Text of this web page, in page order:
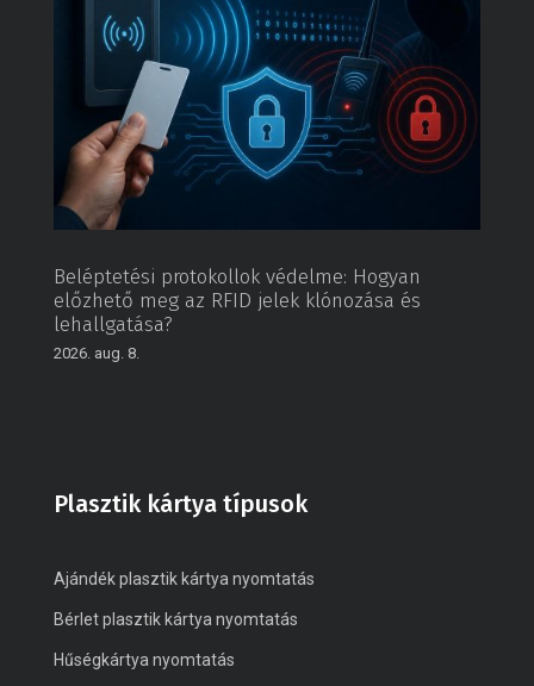
Beléptetési protokollok védelme: Hogyan
előzhető meg az RFID jelek klónozása és
lehallgatása?
2026. aug. 8.
Plasztik kártya típusok
Ajándék plasztik kártya nyomtatás
Bérlet plasztik kártya nyomtatás
Hűségkártya nyomtatás